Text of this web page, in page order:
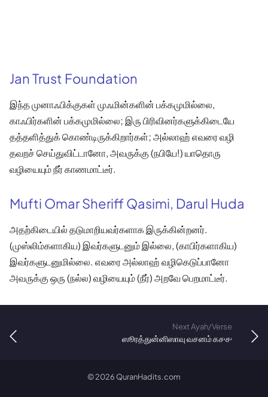
Jan Trust Foundation
இந்த முனாஃபிக்குகள் முஃமின்களின் பக்கமுமில்லை,
காஃபிர்களின் பக்கமுமில்லை; இரு பிரிவினர்களுக்கிடையே
தத்தளித்துக் கொண்டிருக்கிறார்கள்; அல்லாஹ் எவரை வழி
தவறச் செய்துவிட்டானோ, அவருக்கு (நபியே!) யாதொரு
வழியையும் நீர் காணமாட்டீர்.
Mufti Omar Sheriff Qasimi, Darul Huda
அதற்கிடையில் தடுமாறியவர்களாக இருக்கின்றனர்.
(முஸ்லிம்களாகிய) இவர்களுடனும் இல்லை, (காபிர்களாகிய)
இவர்களுடனுமில்லை. எவரை அல்லாஹ் வழிகெடுப்பானோ
அவருக்கு ஒரு (நல்ல) வழியையும் (நீர்) அறவே பெறமாட்டீர்.
Next Ayah/Verse
ஸூரத்துன்னிஸாவு வசனம் ௧௪௪
©2026 QuranHadits.com